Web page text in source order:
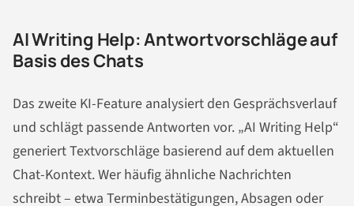
AI Writing Help: Antwortvorschläge auf
Basis des Chats
Das zweite KI-Feature analysiert den Gesprächsverlauf
und schlägt passende Antworten vor. „AI Writing Help“
generiert Textvorschläge basierend auf dem aktuellen
Chat-Kontext. Wer häufig ähnliche Nachrichten
schreibt – etwa Terminbestätigungen, Absagen oder